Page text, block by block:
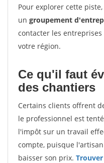
Pour explorer cette
un groupement
contacter les
votre région.
Ce qu'il faut
des chantiers
Certains clients offrent
le professionnel est
l'impôt sur un travail
compte, puisque
baisser son prix.